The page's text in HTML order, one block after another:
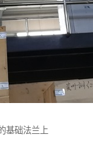
基础法兰上